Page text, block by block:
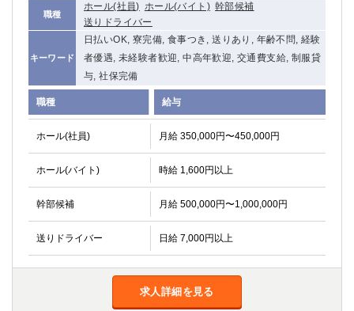
職種
ホール(社員) ホール(バイト) 幹部候補
送りドライバー
キーワード
日払いOK, 寮完備, 食事つき, 送りあり, 年齢不問, 経験
者優遇, 未経験者歓迎, 中高年歓迎, 交通費支給, 制服貸
与, 社保完備
職種 給与
ホール(社員) 月給 350,000円〜450,000円
ホール(バイト) 時給 1,600円以上
幹部候補 月給 500,000円〜1,000,000円
送りドライバー 日給 7,000円以上
求人詳細を見る
ひばりヶ丘（北口）
学芸大学
吉祥寺（南口／公園口）
自由が丘
吉祥寺（北口／東口）
下北沢・経堂
金町（北口）
成増駅徒歩3分の好立地！①JR埼京線「赤羽駅」から徒歩2分 ②東
①歌舞伎町 ②新宿 ③西部新宿 ③東新宿
①銀座 ②新橋
錦糸町(南口)
蒲田(西口)
清瀬（南口）
①東武練馬 ②成増・板橋 ③大山 ②池袋
池袋東口
金町
大井町
大泉学園
下赤塚
竹ノ塚
三鷹
水道橋
浅草